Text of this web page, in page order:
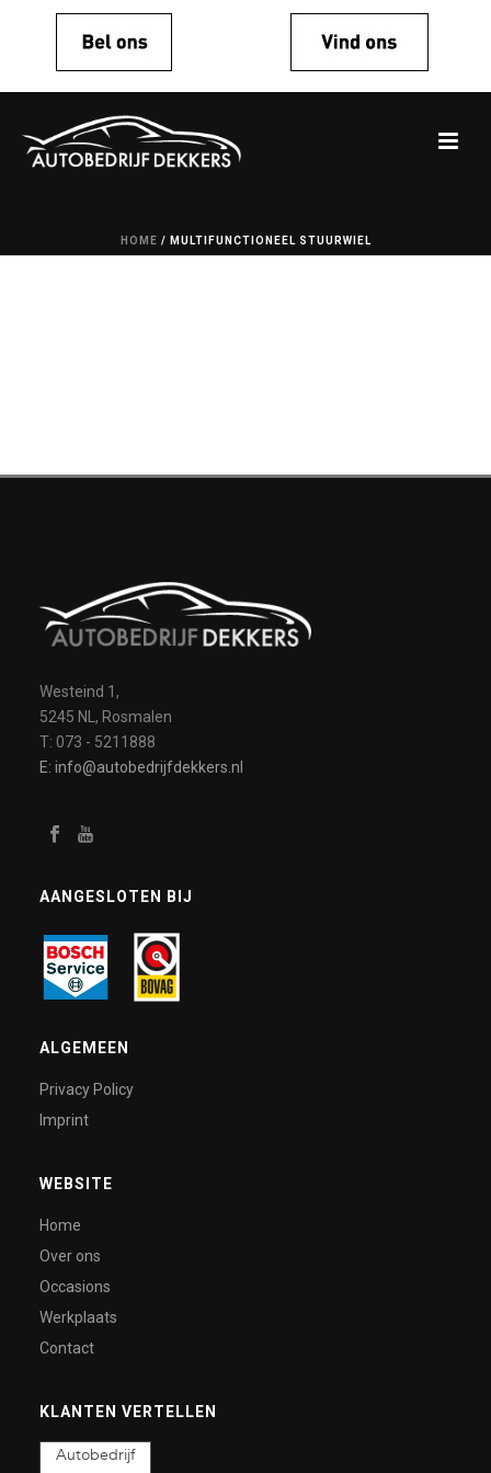
HOME / MULTIFUNCTIONEEL STUURWIEL
Westeind 1,
5245 NL, Rosmalen
T: 073 - 5211888
E: info@autobedrijfdekkers.nl
AANGESLOTEN BIJ
ALGEMEEN
Privacy Policy
Imprint
WEBSITE
Home
Over ons
Occasions
Werkplaats
Contact
KLANTEN VERTELLEN
Autobedrijf